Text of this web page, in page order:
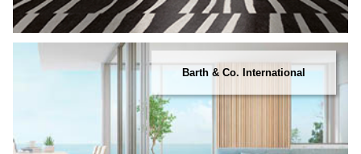
Barth & Co. International